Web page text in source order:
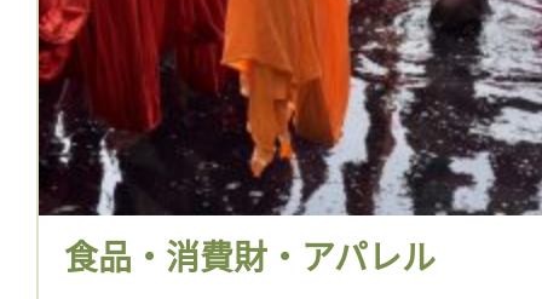
食品・消費財・アパレル